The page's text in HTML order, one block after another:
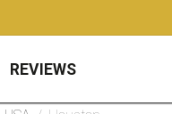
REVIEWS